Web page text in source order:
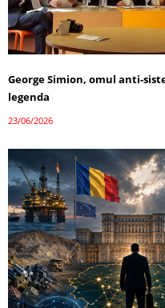
George Simion, omul anti-
legenda
23/06/2026